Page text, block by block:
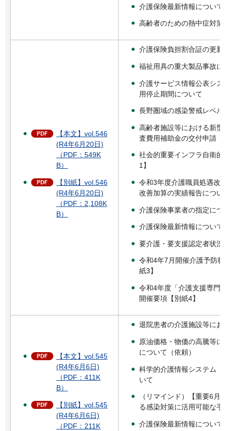
介護保険最新情報について
高齢者のための熱中症対
【本文】vol.546
(R4年6月20日)
（PDF：549K
B）
【別紙】vol.546
(R4年6月20日)
（PDF：2,108K
B）
介護保険負担割合証の更
福祉用具の重大製品事故
介護サービス情報公表シ
用停止期間について
長野圏域の感染警戒レベ
高齢者施設等における新
査費用補助金の交付申請
社会的重要インフラ自衛
1】
令和3年度介護職員処遇改
改善加算の実績報告につ
介護保険事業者の指定につ
介護保険最新情報について
要介護・要支援認定者状
令和4年7月開催介護予防
紙3】
令和4年度「介護支援専門
開催要項【別紙4】
【本文】vol.545
(R4年6月6日)
（PDF：411K
B）
【別紙】vol.545
(R4年6月6日)
（PDF：211K
退院患者の介護施設等に
原油価格・物価の高騰等
について（依頼）
科学的介護情報システム
いて
（リマインド）【重要6
る感染対策に活用可能な
介護保険最新情報について